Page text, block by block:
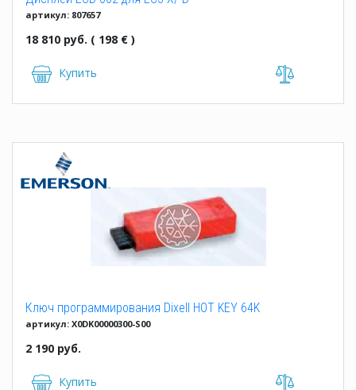
артикул: 807657
18 810 руб. ( 198 € )
Купить
Ключ программирования Dixell HOT KEY 64K
артикул: X0DK00000300-S00
2 190 руб.
Купить